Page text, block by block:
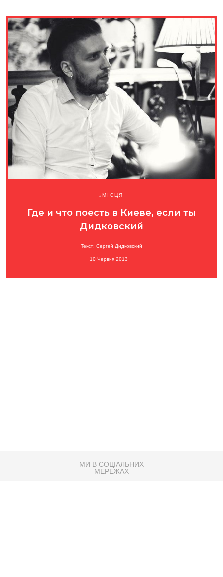
МІСЦЯ
Где и что поесть в Киеве, если ты
Дидковский
Текст: Сергей Дидковский
10 Червня 2013
МИ В СОЦІАЛЬНИХ
МЕРЕЖАХ